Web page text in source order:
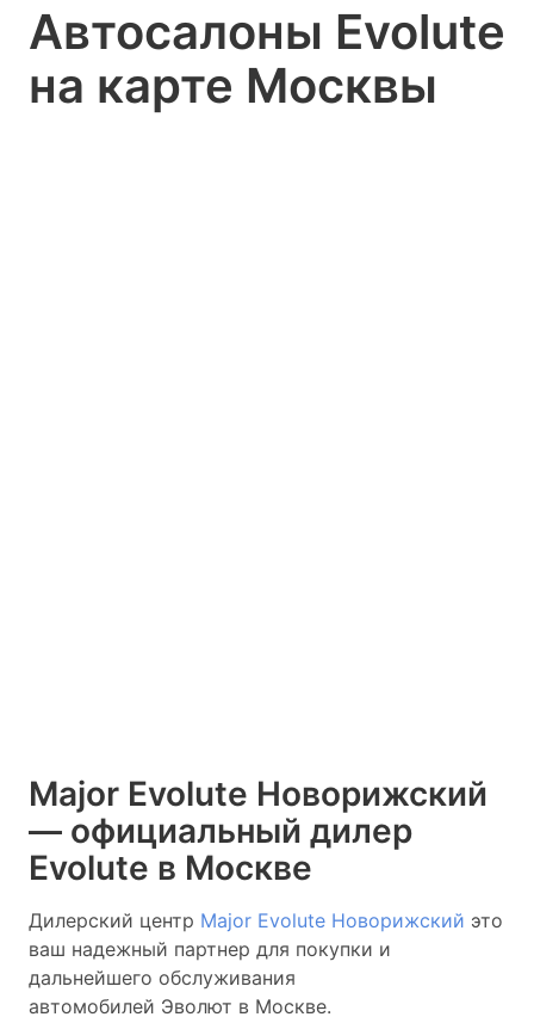
Автосалоны Evolute
на карте Москвы
Major Evolute Новорижский
— официальный дилер
Evolute в Москве
Дилерский центр Major Evolute Новорижский это
ваш надежный партнер для покупки и
дальнейшего обслуживания
автомобилей Эволют в Москве.